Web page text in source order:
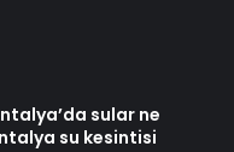
sular ne
su kesintisi